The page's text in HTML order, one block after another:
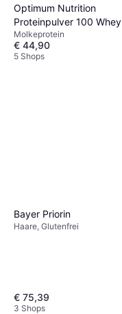
Optimum Nutrition
Proteinpulver 100 Whey
Double Chocolat Gold
Standard 775 g
Molkeprotein
€ 44,90
5 Shops
Bayer Priorin
Haare, Glutenfrei
€ 75,39
3 Shops